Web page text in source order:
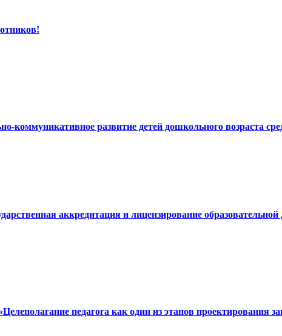
коммуникативное развитие детей дошкольного
аккредитация и лицензирование образовательной
педагога как один из этапов проектирования